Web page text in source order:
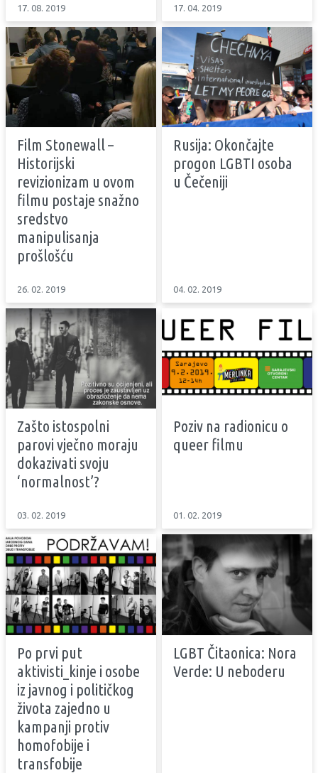
17. 08. 2019 17. 04. 2019
Film Stonewall –
Historijski
revizionizam u ovom
filmu postaje snažno
sredstvo
manipulisanja
prošlošću
26. 02. 2019
Rusija: Okončajte
progon LGBTI osoba
u Čečeniji
04. 02. 2019
Zašto istospolni
parovi vječno moraju
dokazivati svoju
‘normalnost’?
03. 02. 2019
Poziv na radionicu o
queer filmu
01. 02. 2019
Po prvi put
aktivisti_kinje i osobe
iz javnog i političkog
života zajedno u
kampanji protiv
homofobije i
transfobije
LGBT Čitaonica: Nora
Verde: U neboderu